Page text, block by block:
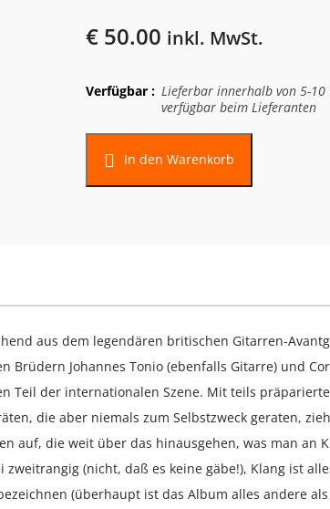
€50.00 inkl. MwSt.
Verfügbar : Lieferbar innerhalb von 5-10
verfügbar beim Lieferanten
In den Warenkorb
aus dem legendären britischen Gitarren-
Brüdern Johannes Tonio (ebenfalls Gitarre) und
Teil der internationalen Szene. Mit teils
die aber niemals zum Selbstzweck geraten,
auf, die weit über das hinausgehen, was man an
(nicht, daß es keine gäbe!), Klang ist
(überhaupt ist das Album alles andere